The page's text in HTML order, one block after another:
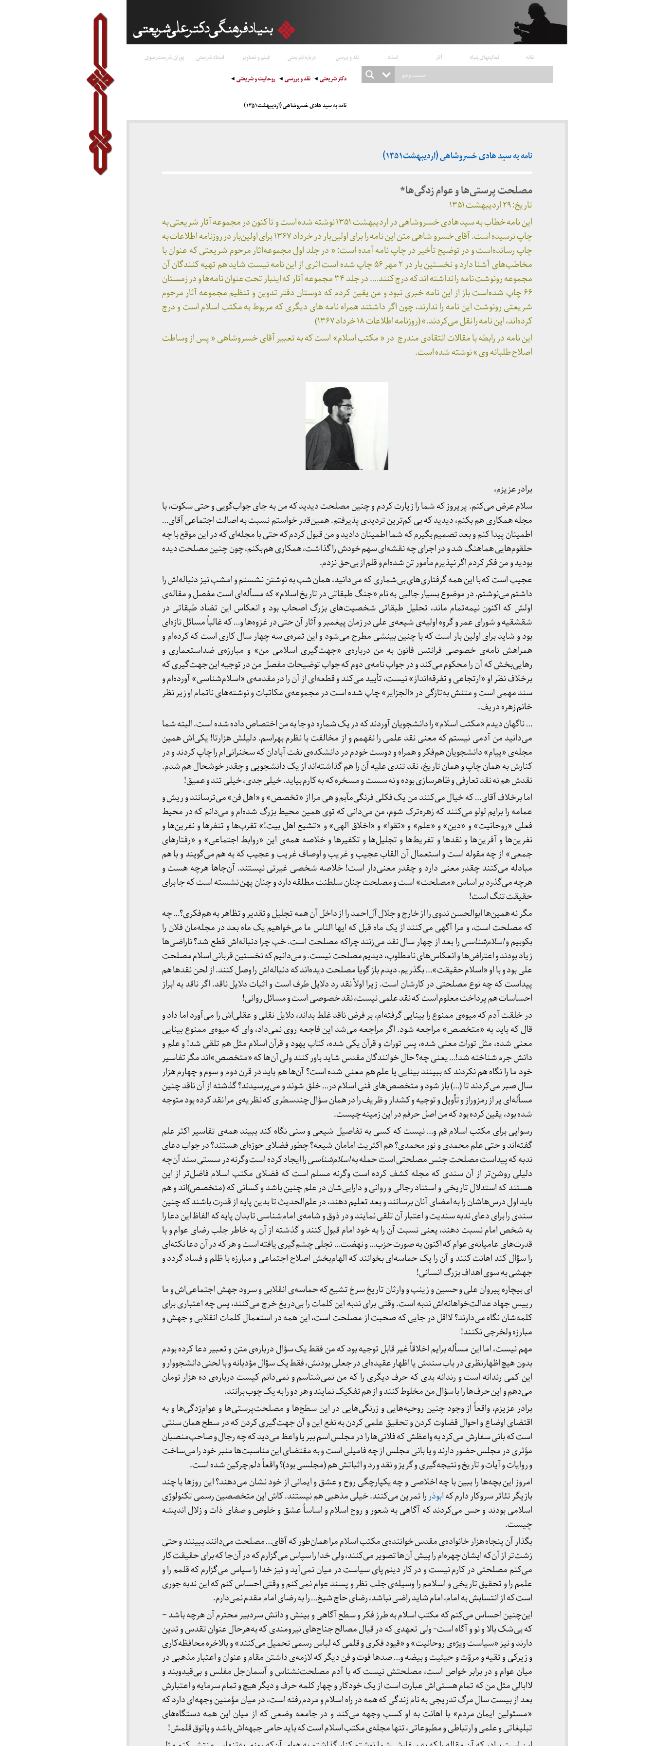
خانه فعالیتهای بنیاد آثار اسناد نقد و بررسی درباره شریعتی فیلم و تصاویر استاد شریعتی پوران شریعت‌رضوی
دکتر شریعتی نقد و بررسی روحانیت و شریعتی
نامه به سید هادی خسروشاهی (اردیبهشت۱۳۵۱)
نامه به سید هادی خسروشاهی (اردیبهشت۱۳۵۱)
مصلحت پرستی‌ها و عوام زدگی‌ها*
تاریخ: ۲۹ اردیبهشت ۱۳۵۱
این نامه خطاب به سید هادی خسروشاهی در اردیبهشت ۱۳۵۱ نوشته شده است و تا کنون در مجموعه آثار شریعتی به
چاپ نرسیده است. آقای خسرو شاهی متن این نامه را برای اولین‌بار در خرداد ۱۳۶۷ برای اولین‌بار در روزنامه اطلاعات به
چاپ رسانده‌است و در توضیح تأخیر در چاپ نامه آمده است: « در جلد اول مجموعه‌اثار مرحوم شریعتی که عنوان با
مخاطب‌های آشنا دارد و نخستین بار در ۲ مهر ۵۶ چاپ شده است اثری از این نامه نیست شاید هم تهیه کنندگان آن
مجموعه رونوشت نامه را نداشته اند که درج کنند…. در جلد ۳۴ مجموعه آثار که اینبار تحت عنوان نامه‌ها و در زمستان
۶۶ چاپ شده‌است باز از این نامه خبری نبود و من یقین کردم که دوستان دفتر تدوین و تنظیم مجموعه‌ آثار مرحوم
شریعتی رونوشت این نامه را ندارند، چون اگر داشتند همراه نامه های دیگری که مربوط به مکتب اسلام است و درج
کرده‌اند، این نامه را نقل می‌کردند.» (روزنامه اطلاعات ۱۸ خرداد ۱۳۶۷)
این نامه در رابطه با مقالات انتقادی مندرج در « مکتب اسلام» است که به تعبیر آقای خسروشاهی « پس از وساطت
اصلاح طلبانه وی » نوشته شده است.
برادر عزیزم،
سلام عرض می‌کنم. پریروز که شما را زیارت کردم و چنین مصلحت دیدید که من به جای جواب‌گویی و حتی سکوت، با
مجله همکاری هم بکنم، دیدید که بی کم‌ترین تردیدی پذیرفتم. همین‌قدر خواستم نسبت به اصالت اجتماعی آقای…
اطمینان پیدا کنم و بعد تصمیم بگیرم که شما اطمینان دادید و من قبول کردم که حتی با مجله‌ای که در این موقع با چه
حلقوم‌هایی هماهنگ شد و در اجرای چه نقشه‌ای سهم خودش را گذاشت، همکاری هم بکنم، چون چنین مصلحت دیده
بودید و من فکر کردم اگر نپذیرم مأمور تن شده‌ام و قلم از بی‌حق نزدم.
عجیب است که با این همه گرفتاری‌های بی‌شماری که می‌دانید، همان شب به نوشتن نشستم و امشب نیز دنباله‌اش را
داشتم می‌نوشتم. در موضوع بسیار جالبی به نام «جنگ طبقاتی در تاریخ اسلام» که مسأله‌ای است مفصل و مقاله‌ی
اولش که اکنون نیمه‌تمام ماند، تحلیل طبقاتی شخصیت‌های بزرگ اصحاب بود و انعکاس این تضاد طبقاتی در
شقشقیه و شورای عمر و گروه اولیه‌ی شیعه‌ی علی در زمان پیغمبر و آثار آن حتی در غزوه‌ها و… که غالباً مسائل تازه‌ای
بود و شاید برای اولین بار است که با چنین بینشی مطرح می‌شود و این ثمره‌ی سه چهار سال کاری است که کرده‌ام و
همراهش نامه‌ی خصوصی فرانتس فانون به من درباره‌ی «جهت‌گیری اسلامی من» و مبارزه‌ی ضداستعماری و
رهایی‌بخش که آن را محکوم می‌کند و در جواب نامه‌ی دوم که جواب توضیحات مفصل من در توجیه این جهت‌گیری که
برخلاف نظر او «ارتجاعی و تفرقه‌انداز» نیست، تأیید می‌کند و قطعه‌ای از آن را در مقدمه‌ی «اسلام‌شناسی» آورده‌ام و
سند مهمی است و متنش به‌تازگی در «الجزایر» چاپ شده است در مجموعه‌ی مکاتبات و نوشته‌های ناتمام او زیر نظر
خانم زهره دریف.
… ناگهان دیدم «مکتب اسلام» را دانشجویان آوردند که در یک شماره دو جا به من اختصاص داده شده است. البته شما
می‌دانید من آدمی نیستم که معنی نقد علمی را نفهمم و از مخالفت با نظرم بهراسم. دلیلش هزارتا! یکی‌اش همین
مجله‌ی «پیام» دانشجویان هم‌فکر و همراه و دوست خودم در دانشکده‌ی نفت آبادان که سخنرانی‌ام را چاپ کردند و در
کنارش به همان چاپ و همان تاریخ، نقد تندی علیه آن را هم گذاشته‌اند از یک دانشجویی و چقدر خوشحال هم شدم.
نقدش هم نه نقد تعارفی و ظاهرسازی بوده و نه سست و مسخره که به کارم بیاید. خیلی جدی، خیلی تند و عمیق!
اما برخلاف آقای… که خیال می‌کنند من یک فکلی فرنگی‌مآبم و هی مرا از «تخصص» و «اهل فن» می‌ترسانند و ریش و
عمامه را برایم لولو می‌کنند که زهره‌ترک شوم، من می‌دانی که توی همین محیط بزرگ شده‌ام و می‌دانم که در محیط
فعلی «روحانیت» و «دین» و «علم» و «تقوا» و «اخلاق الهی» و «تشیع اهل بیت!» تقرب‌ها و تنفرها و نفرین‌ها و
نفرین‌ها و آفرین‌ها و نقدها و تفریط‌ها و تجلیل‌ها و تکفیرها و خلاصه همه‌ی این «روابط اجتماعی» و «رفتارهای
جمعی» از چه مقوله است و استعمال آن القاب عجیب و غریب و اوصاف غریب و عجیب که به هم می‌گویند و با هم
مبادله می‌کنند چقدر معنی دارد و چقدر معنی‌دار است! خلاصه شخصی غیرتی نیستند. آن‌جاها هرچه هست و
هرچه می‌گذرد بر اساس «مصلحت» است و مصلحت چنان سلطنت مطلقه دارد و چنان پهن نشسته است که جا برای
حقیقت تنگ است!
مگر نه همین‌ها ابوالحسن ندوی را از خارج و جلال آل‌احمد را از داخل آن همه تجلیل و تقدیر و تظاهر به هم‌فکری؟… چه
که مصلحت است، و مرا آگهی می‌کنند از یک ماه قبل که ایها الناس ما می‌خواهیم یک ماه بعد در مجله‌مان فلان را
بکوبیم واسلام‌شناسیرا بعد از چهار سال نقد می‌زنند چراکه مصلحت است. خب چرا دنباله‌اش قطع شد؟ ناراضی‌ها
زیاد بودند و اعتراض‌ها و انعکاس‌های نامطلوب، دیدیم مصلحت نیست. و می‌دانیم که نخستین قربانی اسلام مصلحت
علی بود و با او «اسلام حقیقت»… بگذریم. دیدم باز گویا مصلحت دیده‌اند که دنباله‌اش را وصل کنند. از لحن نقدها هم
پیداست که چه نوع مصلحتی در کارشان است. زیرا اولاً نقد رد دلایل طرف است و اثبات دلایل ناقد. اگر ناقد به ابراز
احساسات هم پرداخت معلوم است که نقد علمی نیست، نقد خصوصی است و مسائل روانی!
در خلقت آدم که میوه‌ی ممنوع را بینایی گرفته‌ام، بر فرض ناقد غلط بداند، دلایل نقلی و عقلی‌اش را می‌آورد اما داد و
قال که باید به «متخصص» مراجعه شود. اگر مراجعه می‌شد این فاجعه روی نمی‌داد، وای که میوه‌ی ممنوع بینایی
معنی شده، مثل تورات معنی شده، پس تورات و قرآن یکی شده، کتاب یهود و قرآن اسلام مثل هم تلقی شد! و علم و
دانش جرم شناخته شد!… یعنی چه؟ حال خوانندگان مقدس شاید باور کنند ولی آن‌ها که «متخصص‌»اند مگر تفاسیر
خود ما را نگاه هم نکردند که ببینند بینایی یا علم هم معنی شده است؟ آن‌ها هم باید در قرن دوم و سوم و چهارم هزار
سال صبر می‌کردند تا (…) باز شود و متخصص‌های فنی اسلام در… خلق شوند و می‌پرسیدند؟ گذشته از آن ناقد چنین
مسأله‌ای پر از رمزوراز و تأویل و توجیه و کشدار و ظریف را در همان سؤال چندسطری که نظریه‌ی مرا نقد کرده بود متوجه
شده بود، یقین کرده بود که من اصل حرفم در این زمینه چیست.
رسوایی برای مکتب اسلام قم و… نیست که کسی به تفاصیل شیعی و سنی نگاه کند ببیند همه‌ی تفاسیر اکثر علم
گفته‌اند و حتی علم محمدی و نور محمدی؟ هم اکثریت امامان شیعه؟ چطور فضلای حوزه‌ای هستند؟ در جواب دعای
ندبه که پیداست مصلحت جنس مصلحتی است حمله بهاسلام‌شناسیرا ایجاد کرده است وگرنه در سستی سند آن‌چه
دلیلی روشن‌تر از آن سندی که مجله کشف کرده است وگرنه مسلم است که فضلای مکتب اسلام فاضل‌تر از این
هستند که استدلال تاریخی و استناد رجالی و روانی و دارایی‌شان در علم چنین باشد و کسانی که (متخصص)اند و هم
باید اول درس‌هاشان را به امضای آنان برسانند و بعد تعلیم دهند، در علم‌الحدیث تا بدین پایه از قدرت باشند که چنین
سندی را برای دعای ندبه سندیت و اعتبار آن تلقی نمایند و در ذوق و شامه‌ی امام‌شناسی تا بدان پایه که الفاظ این دعا را
به شخص امام نسبت دهند، یعنی نسبت آن را به خود امام قبول کنند و گذشته از آن به خاطر جلب رضای عوام و با
قدرت‌های عامیانه‌ی عوام که اکنون به صورت حزب… و نهضت… تجلی چشم‌گیری یافته است و هر که در آن دعا نکته‌ای
را سؤال کند اهانت کنند و آن را یک حماسه‌ای بخوانند که الهام‌بخش اصلاح اجتماعی و مبارزه با ظلم و فساد گردد و
جهشی به سوی اهداف بزرگ انسانی!
ای بیچاره پیروان علی و حسین و زینب و وارثان تاریخ سرخ تشیع که حماسه‌ی انقلابی و سرود جهش اجتماعی‌اش و ما
رییس جهاد عدالت‌خواهانه‌اش ندبه است. وقتی برای ندبه این کلمات را بی‌دریغ خرج می‌کنند، پس چه اعتباری برای
کلمه‌شان نگاه می‌دارند؟ لااقل در جایی که صحبت از مصلحت است، این همه در استعمال کلمات انقلابی و جهش و
مبارزه ولخرجی نکنند!
مهم نیست، اما این مسأله برایم اخلاقاً غیر قابل توجیه بود که من فقط یک سؤال درباره‌ی متن و تعبیر دعا کرده بودم
بدون هیچ اظهارنظری در باب سندش یا اظهار عقیده‌ای در جعلی بودنش، فقط یک سؤال مؤدبانه و با لحنی دانشجووار و
این کمی رندانه است و رندانه بدی که حرف دیگری را که من نمی‌شناسم و نمی‌دانم کیست درباره‌ی ده هزار تومان
می‌دهم و این حرف‌ها را با سؤال من مخلوط کنند و از هم تفکیک نمایند و هر دو را به یک چوب برانند.
برادر عزیزم، واقعاً از وجود چنین روحیه‌هایی و زرنگی‌هایی در این سطح‌ها و مصلحت‌پرستی‌ها و عوام‌زدگی‌ها و به
اقتضای اوضاع و احوال قضاوت کردن و تحقیق علمی کردن به نفع این و آن جهت‌گیری کردن که در سطح همان سنتی
است که بانی سفارش می‌کرد به واعظش که فلانی‌ها را در مجلس اسم ببر یا واعظ می‌دید که چه رجال و صاحب‌منصبان
مؤثری در مجلس حضور دارند و یا بانی مجلس از چه فامیلی است و به مقتضای این مناسبت‌ها منبر خود را می‌ساخت
و روایات و آیات و تاریخ و نتیجه‌گیری و گریز و نقد و رد و اثباتش هم (مجلسی بود)؟ واقعاً دلم چرکین شده است.
امروز این بچه‌ها را ببین با چه اخلاصی و چه یکپارچگی روح و عشق و ایمانی از خود نشان می‌دهند؟ این روزها با چند
بازیگر تئاتر سروکار دارم کهابوذررا تمرین می‌کنند. خیلی مذهبی هم نیستند. کاش این متخصصین رسمی تکنولوژی
اسلامی بودند و حس می‌کردند که آگاهی به شعور و روح اسلام و اساساً عشق و خلوص و صفای ذات و زلال اندیشه
چیست.
بگذار آن پنجاه هزار خانواده‌ی مقدس خواننده‌ی مکتب اسلام مرا همان‌طور که آقای… مصلحت می‌دانند ببینند و حتی
زشت‌تر از آن‌که ایشان چهره‌ام را پیش آن‌ها تصویر می‌کنند، ولی خدا را سپاس می‌گزارم که در آن‌جا که برای حقیقت کار
می‌کنم مصلحتی در کارم نیست و در کار دینم پای سیاست در میان نمی‌آید و نیز خدا را سپاس می‌گزارم که قلمم را و
علمم را و تحقیق تاریخی و اسلامم را وسیله‌ی جلب نظر و پسند عوام نمی‌کنم و وقتی احساس کنم که این ندبه جوری
است که از انتسابش به امام، امام شاید راضی نباشد، رضای حاج شیخ… را به رضای امام مقدم نمی‌دارم.
این‌چنین احساس می‌کنم که مکتب اسلام به طرز فکر و سطح آگاهی و بینش و دانش سردبیر محترم آن هرچه باشد –
که بی‌شک بالا و نو و آگاه است- ولی تعهدی که در قبال مصالح جناح‌های نیرومندی که به‌هرحال عنوان تقدس و تدین
دارند و نیز «سیاست ویژه‌ی روحانیت» و «قیود فکری و قلمی که لباس رسمی تحمیل می‌کنند» و بالاخره محافظه‌کاری
و زیرکی و تقیه و مروّت و حیثیت و بیضه و… صدها فوت و فن دیگر که لازمه‌ی داشتن مقام و عنوان و اعتبار مذهبی در
میان عوام و در برابر خواص است، مصلحتش نیست که با آدم مصلحت‌نشناس و آسمان‌جل مفلس و بی‌قیدوبند و
لاابالی مثل من که تمام هستی‌اش عبارت است از یک خودکار و چهار کلمه حرف و دیگر هیچ و تمام سرمایه‌ و اعتبارش
بعد از بیست سال مرگ تدریجی به نام زندگی که همه در راه اسلام و مردم رفته است، در میان مؤمنین وجهه‌ای دارد که
«مسئولین ایمان مردم» با اهانت به او کسب وجهه می‌کند و در جامعه وضعی که از میان این همه دستگاه‌های
تبلیغاتی و علمی و ارتباطی و مطبوعاتی، تنها مجله‌ی مکتب اسلام است که باید حامی جبهه‌اش باشد و پاتوق قلمش!